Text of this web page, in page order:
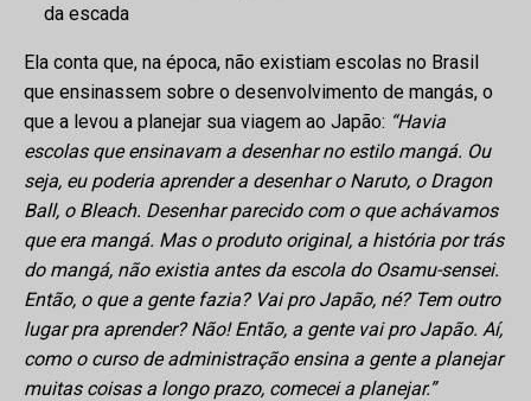
da escada
Ela conta que, na época, não existiam escolas no Brasil
que ensinassem sobre o desenvolvimento de mangás, o
que a levou a planejar sua viagem ao Japão: “Havia
escolas que ensinavam a desenhar no estilo mangá. Ou
seja, eu poderia aprender a desenhar o Naruto, o Dragon
Ball, o Bleach. Desenhar parecido com o que achávamos
que era mangá. Mas o produto original, a história por trás
do mangá, não existia antes da escola do Osamu-sensei.
Então, o que a gente fazia? Vai pro Japão, né? Tem outro
lugar pra aprender? Não! Então, a gente vai pro Japão. Aí,
como o curso de administração ensina a gente a planejar
muitas coisas a longo prazo, comecei a planejar.”